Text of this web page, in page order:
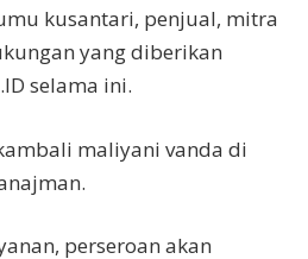
kusantari, penjual, mitra
yang diberikan
selama ini.
maliyani vanda di
perseroan akan